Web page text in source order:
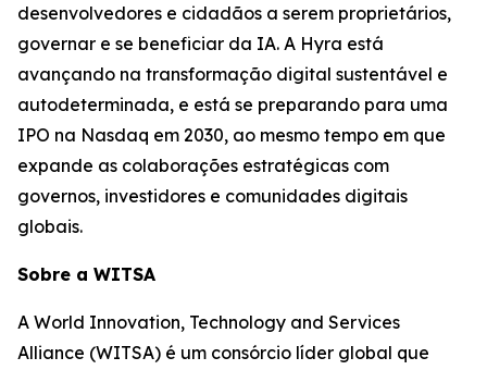
desenvolvedores e cidadãos a serem proprietários,
governar e se beneficiar da IA. A Hyra está
avançando na transformação digital sustentável e
autodeterminada, e está se preparando para uma
IPO na Nasdaq em 2030, ao mesmo tempo em que
expande as colaborações estratégicas com
governos, investidores e comunidades digitais
globais.
Sobre a WITSA
A World Innovation, Technology and Services
Alliance (WITSA) é um consórcio líder global que